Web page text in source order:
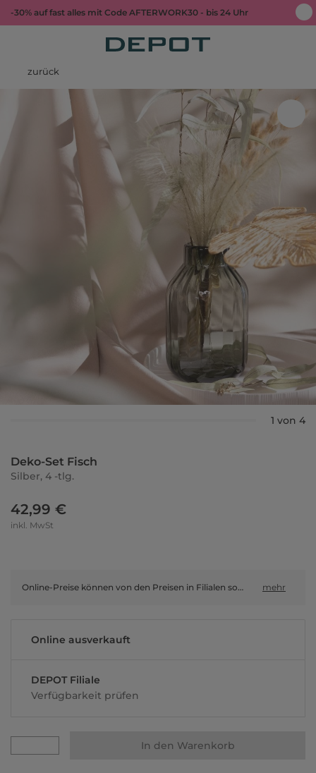
-30% auf fast alles mit Code AFTERWORK30 - bis 24 Uhr
zurück
1 von 4
Deko-Set Fisch
Silber, 4 -tlg.
42,99 €
inkl. MwSt
Online-Preise können von den Preisen in Filialen sowie Shop-in-Shop-Flächen abweichen. mehr
Online ausverkauft
DEPOT Filiale
Verfügbarkeit prüfen
In den Warenkorb